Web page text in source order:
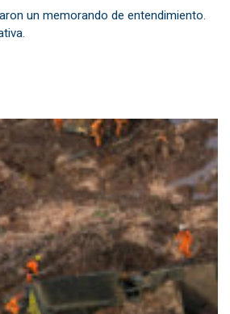
un memorando de entendimiento.